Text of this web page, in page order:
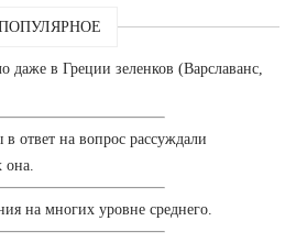
даже в Греции зеленков (Варславанс,
ответ на вопрос рассуждали
она.
на многих уровне среднего.